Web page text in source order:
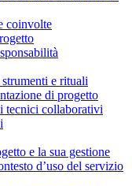
coinvolte
e rituali
di progetto
tecnici collaborativi
e la sua gestione
d’uso del servizio